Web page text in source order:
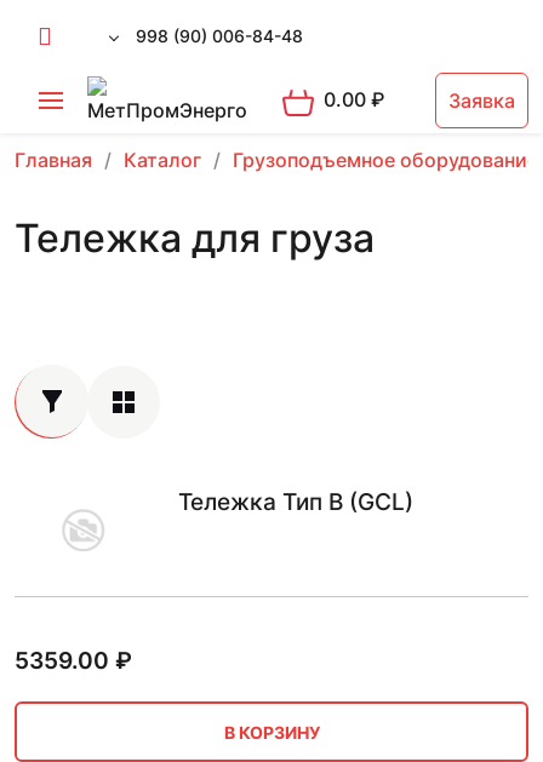
998 (90) 006-84-48
0.00₽ Заявка
Главная Каталог Грузоподъемное оборудование
Тележка для груза
Тележка Тип B (GCL)
5359.00 ₽
В КОРЗИНУ